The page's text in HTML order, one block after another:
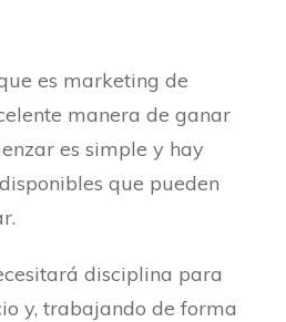
es marketing de
manera de ganar
es simple y hay
que pueden
disciplina para
y, trabajando de forma